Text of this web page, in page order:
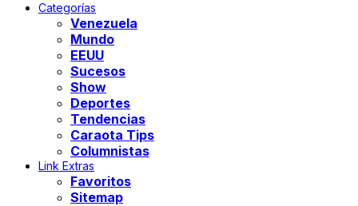
Categorías
Venezuela
Mundo
EEUU
Sucesos
Show
Deportes
Tendencias
Caraota Tips
Columnistas
Link Extras
Favoritos
Sitemap